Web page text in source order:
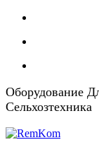
Оборудование
Сельхозтехника